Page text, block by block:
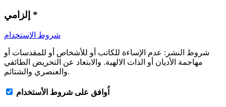
*
شروط الاستخدام
شروط النشر: عدم الإساءة للكاتب أو للأشخاص أو للمقدسات أو
مهاجمة الأديان أو الذات الالهية. والابتعاد عن التحريض الطائفي
والعنصري والشتائم.
اُوافق على شروط الأستخدام